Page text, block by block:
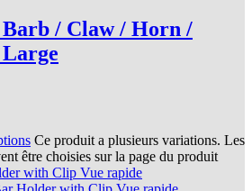
Barb / Claw / Horn /
Ce produit a plusieurs variations. Les
être choisies sur la page du produit
Vue rapide